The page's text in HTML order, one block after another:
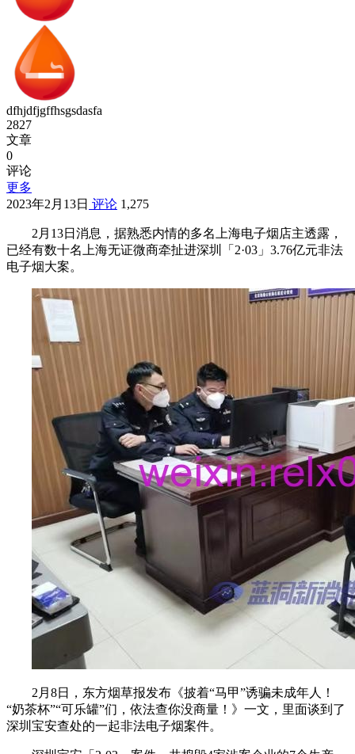
dfhjdfjgffhsgsdasfa
2827
文章
0
评论
更多
2023年2月13日 评论 1,275
2月13日消息，据熟悉内情的多名上海电子烟店主透露，
已经有数十名上海无证微商牵扯进深圳「2·03」3.76亿元非法
电子烟大案。
2月8日，东方烟草报发布《披着“马甲”诱骗未成年人！
“奶茶杯”“可乐罐”们，依法查你没商量！》一文，里面谈到了
深圳宝安查处的一起非法电子烟案件。